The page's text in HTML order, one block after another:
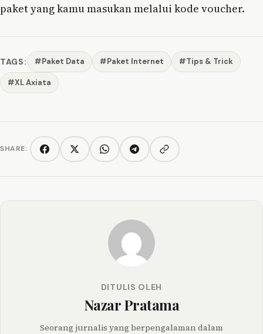
paket yang kamu masukan melalui kode voucher.
TAGS: #Paket Data #Paket Internet #Tips & Trick
#XL Axiata
SHARE: FacebookTwitter/XWhatsAppTelegramCopy link
DITULIS OLEH
Nazar Pratama
Seorang jurnalis yang berpengalaman dalam